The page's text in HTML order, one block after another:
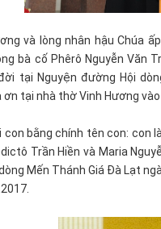
và lòng nhân hậu Chúa
bà cố Phêrô Nguyễn Văn
tại Nguyện đường Hội
tại nhà thờ Vinh Hương
con bằng chính tên con: con
Trần Hiền và Maria
Mến Thánh Giá Đà Lạt